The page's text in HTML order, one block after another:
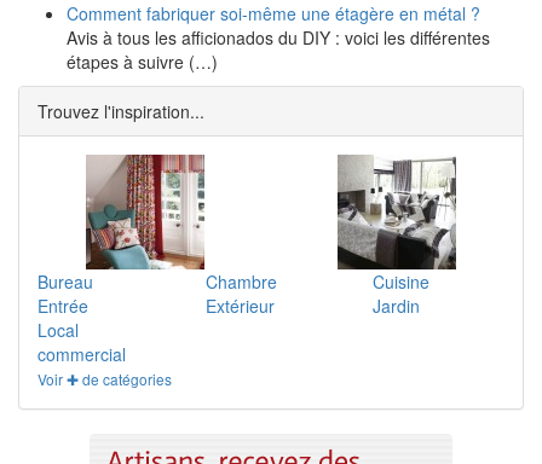
Comment fabriquer soi-même une étagère en métal ?
Avis à tous les afficionados du DIY : voici les différentes
étapes à suivre (…)
Trouvez l'inspiration...
Bureau Chambre
Cuisine
Entrée
Extérieur
Jardin
Local
commercial
Voir ✚ de catégories